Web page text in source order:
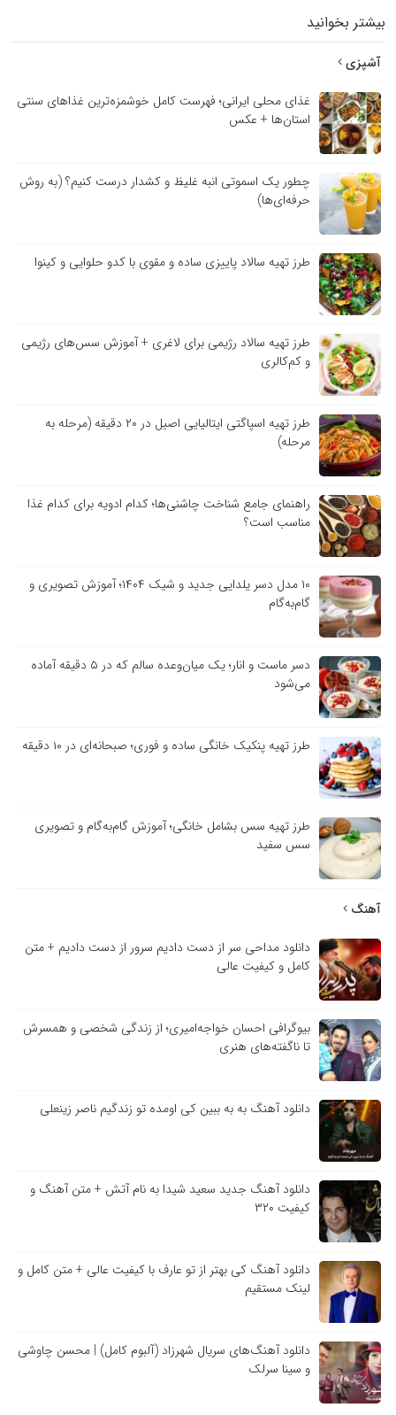
بیشتر بخوانید
آشپزی
غذای محلی ایرانی؛ فهرست کامل خوشمزه‌ترین غذاهای سنتی
استان‌ها + عکس
چطور یک اسموتی انبه غلیظ و کشدار درست کنیم؟ (به روش
حرفه‌ای‌ها)
طرز تهیه سالاد پاییزی ساده و مقوی با کدو حلوایی و کینوا
طرز تهیه سالاد رژیمی برای لاغری + آموزش سس‌های رژیمی
و کم‌کالری
طرز تهیه اسپاگتی ایتالیایی اصیل در ۲۰ دقیقه (مرحله به
مرحله)
راهنمای جامع شناخت چاشنی‌ها؛ کدام ادویه برای کدام غذا
مناسب است؟
۱۰ مدل دسر یلدایی جدید و شیک ۱۴۰۴؛ آموزش تصویری و
گام‌به‌گام
دسر ماست و انار؛ یک میان‌وعده سالم که در ۵ دقیقه آماده
می‌شود
طرز تهیه پنکیک خانگی ساده و فوری؛ صبحانه‌ای در ۱۰ دقیقه
طرز تهیه سس بشامل خانگی؛ آموزش گام‌به‌گام و تصویری
سس سفید
آهنگ
دانلود مداحی سر از دست دادیم سرور از دست دادیم + متن
کامل و کیفیت عالی
بیوگرافی احسان خواجه‌امیری؛ از زندگی شخصی و همسرش
تا ناگفته‌های هنری
دانلود آهنگ به به ببین کی اومده تو زندگیم ناصر زینعلی
دانلود آهنگ جدید سعید شیدا به نام آتش + متن آهنگ و
کیفیت ۳۲۰
دانلود آهنگ کی بهتر از تو عارف با کیفیت عالی + متن کامل و
لینک مستقیم
دانلود آهنگ‌های سریال شهرزاد (آلبوم کامل) | محسن چاوشی
و سینا سرلک